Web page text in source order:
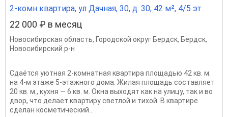
2-комн квартира, ул Дачная, 30, д. 30, 42 м², 4/5 эт.
22 000 ₽ в месяц
Новосибирская область, Городской округ Бердск, Бердск,
Новосибирский р-н
Сдаётся уютная 2-комнатная квартира площадью 42 кв. м.
на 4-м этаже 5-этажного дома. Жилая площадь составляет
20 кв. м., кухня — 6 кв. м. Окна выходят как на улицу, так и во
двор, что делает квартиру светлой и тихой. В квартире
сделан косметический...